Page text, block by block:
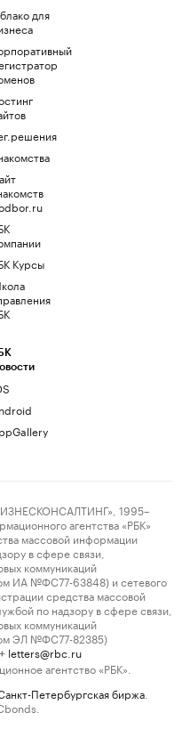
для
Курсы
1995–
агентства «РБК»
массовой информации
в сфере связи,
коммуникаций
ИА №ФС77-63848) и сетевого
средства массовой
по надзору в сфере связи,
коммуникаций
ЭЛ №ФС77-82385)
letters@rbc.ru
агентство «РБК».
Петербургская биржа